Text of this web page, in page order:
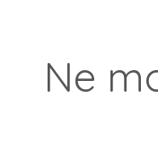
Ne